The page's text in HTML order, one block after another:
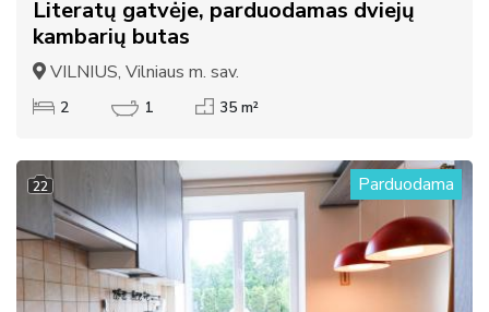
Literatų gatvėje, parduodamas dviejų
kambarių butas
VILNIUS, Vilniaus m. sav.
2 1 35 m²
22 Parduodama